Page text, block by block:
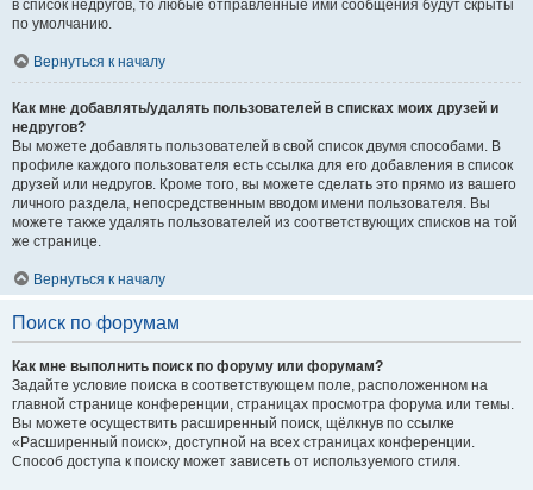
в список недругов, то любые отправленные ими сообщения будут скрыты
по умолчанию.
Вернуться к началу
Как мне добавлять/удалять пользователей в списках моих друзей и
недругов?
Вы можете добавлять пользователей в свой список двумя способами. В
профиле каждого пользователя есть ссылка для его добавления в список
друзей или недругов. Кроме того, вы можете сделать это прямо из вашего
личного раздела, непосредственным вводом имени пользователя. Вы
можете также удалять пользователей из соответствующих списков на той
же странице.
Вернуться к началу
Поиск по форумам
Как мне выполнить поиск по форуму или форумам?
Задайте условие поиска в соответствующем поле, расположенном на
главной странице конференции, страницах просмотра форума или темы.
Вы можете осуществить расширенный поиск, щёлкнув по ссылке
«Расширенный поиск», доступной на всех страницах конференции.
Способ доступа к поиску может зависеть от используемого стиля.